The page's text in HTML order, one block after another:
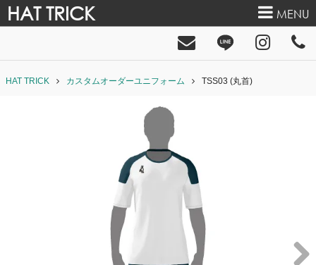
HAT TRICK MENU
HAT TRICK カスタムオーダーユニフォーム TSS03 (丸首)